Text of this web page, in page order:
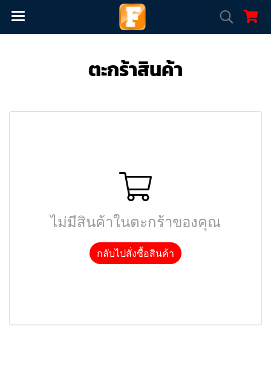
ตะกร้าสินค้า
ไม่มีสินค้าในตะกร้าของคุณ
กลับไปสั่งซื้อสินค้า